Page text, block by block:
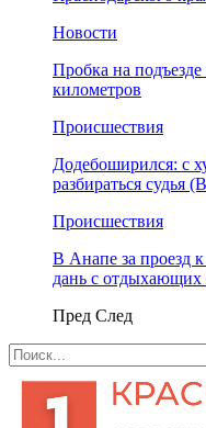
Новости
Пробка на
километров
Происшествия
Додебоширился: с
разбираться судья
Происшествия
В Анапе за проезд
дань с
Пред След